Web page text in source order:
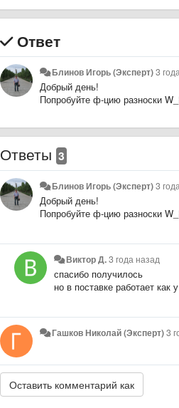
Ответ
Блинов Игорь (Эксперт)3
Добрый день!
Попробуйте ф-цию разноски
Ответы 3
Блинов Игорь (Эксперт)3
Добрый день!
Попробуйте ф-цию разноски
Виктор Д.3 года назад
спасибо получилось
но в поставке работает как
Гашков Николай (Эксперт)3